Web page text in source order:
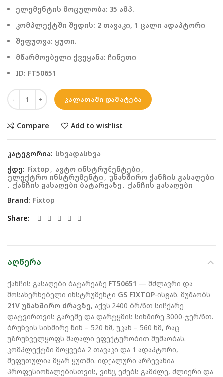
ელემენტის მოცულობა: 35 ამპ.
კომპლექტში შედის: 2 თავაკი, 1 ცალი ადაპტორი
შეფუთვა: ყუთი.
მწარმოებელი ქვეყანა: ჩინეთი
ID: FT50651
ᲙᲐᲚᲐᲗᲐᲨᲘ ᲓᲐᲛᲐᲢᲔᲑᲐ
Compare Add to wishlist
კატეგორია: სხვადასხვა
ჭდე: Fixtop , ავტო ინსტრუმენტები ,
ელექტრო ინსტრუმენტი , უნახშირო ქანჩის გასაღები
, ქანჩის გასაღები ბატარეაზე , ქანჩის გასაღები
Brand: Fixtop
Share
ᲐᲦᲬᲔᲠᲐ
ქანჩის გასაღები ბატარეაზე FT50651 — მძლავრი და
მოსახერხებელი ინსტრუმენტი GS FIXTOP-ისგან. მუშაობს
21V უნახშირო ძრავზე, აქვს 2400 ბრ/წთ სიჩქარე
დატვირთვის გარეშე და დარტყმის სიხშირე 3000-ჯერ/წთ.
ბრუნვის სიხშირე წინ – 520 ნმ, უკან – 560 ნმ, რაც
უზრუნველყოფს მაღალი ეფექტურობით მუშაობას.
კომპლექტში მოყვება 2 თავაკი და 1 ადაპტორი,
შეფუთულია მყარ ყუთში. იდეალური არჩევანია
პროფესიონალებისთვის, ვინც ეძებს გამძლე, ძლიერი და